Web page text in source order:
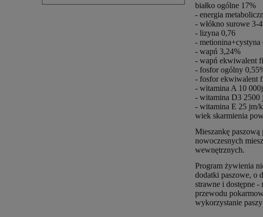
białko ogólne 17%
- energia
- włókno surowe 3-
- lizyna 0,76
- metionina+cystyna
- wapń 3,24%
- wapń ekwiwalent
- fosfor ogólny
- fosfor ekwiwalent
- witamina A 10
- witamina D3 2500
- witamina E 25 jm/
wiek skarmienia
Mieszankę
nowoczesnych
wewnętrznych.
Program żywienia
dodatki paszowe, o
strawne i dostępne
przewodu
wykorzystanie